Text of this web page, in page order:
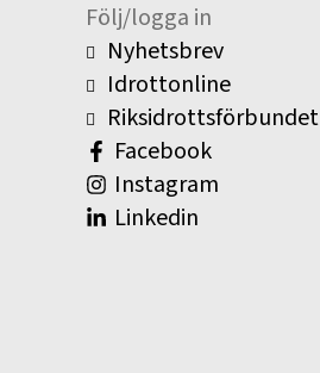
Följ/logga in
Nyhetsbrev
Idrottonline
Riksidrottsförbundet
Facebook
Instagram
Linkedin